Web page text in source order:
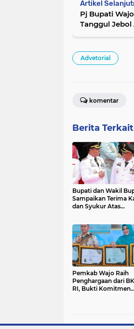
Artikel
Pj Bupati
Tanggul
Advetorial
komentar
Berita Terkait
Bupati dan Wakil
Sampaikan Terima
dan Syukur Atas
Pemkab Wajo Raih
Penghargaan dari
RI, Bukti Komitmen